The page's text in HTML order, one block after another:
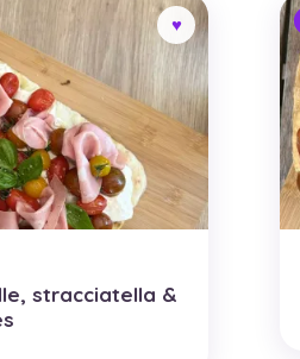
stracciatella &